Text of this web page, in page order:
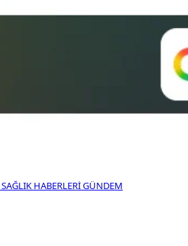
SAĞLIK HABERLERIGÜNDEM